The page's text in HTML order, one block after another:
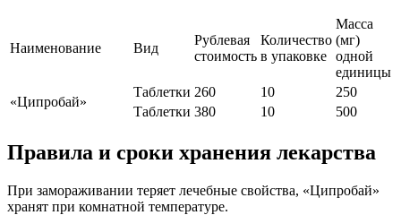
Наименование Вид
Рублевая
стоимость
Количество
в упаковке
Масса
(мг)
одной
единицы
«Ципробай»
Таблетки 260 10
250
Таблетки 380 10 500
Правила и сроки хранения лекарства
При замораживании теряет лечебные свойства, «Ципробай»
хранят при комнатной температуре.